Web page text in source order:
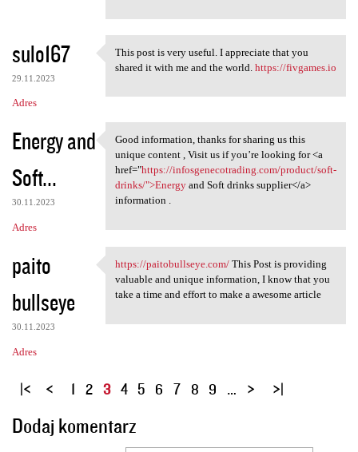
sulo167
29.11.2023
Adres
This post is very useful. I
This post is very useful. I appreciate that you
shared it with me and the world. https://fivgames.io
Energy and
Soft...
30.11.2023
Adres
Good information, thanks for
Good information, thanks for sharing us this
unique content , Visit us if you’re looking for <a
href="https://infosgenecotrading.com/product/soft-
drinks/">Energyand Soft drinks supplier</a>
information .
paito
bullseye
30.11.2023
Adres
https://paitobullseye.com/
https://paitobullseye.com/This Post is providing
valuable and unique information, I know that you
take a time and effort to make a awesome article
S
r
1 2 3 4 5 6 7 8 9 …
Dodaj komentarz